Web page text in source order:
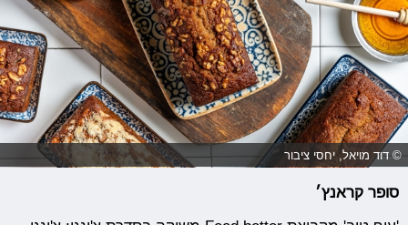
© דוד מויאל, יחסי ציבור
סופר קראנץ׳